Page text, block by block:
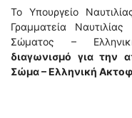
Το Υπουργείο
Γραμματεία
Σώματος –
διαγωνισμό για την
Σώμα – Ελληνική